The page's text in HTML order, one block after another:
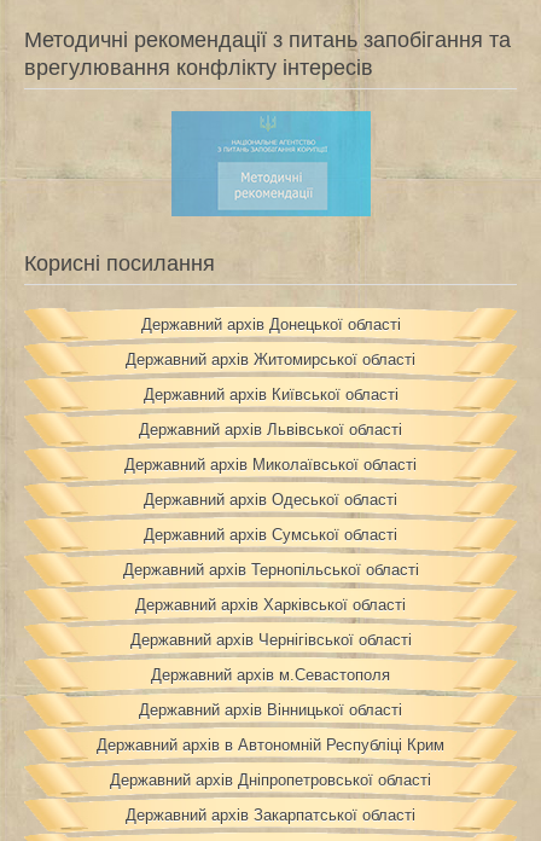
Методичні рекомендації з питань запобігання та
врегулювання конфлікту інтересів
Корисні посилання
Державний архів Донецької області
Державний архів Житомирської області
Державний архів Київської області
Державний архів Львівської області
Державний архів Миколаївської області
Державний архів Одеської області
Державний архів Сумської області
Державний архів Тернопільської області
Державний архів Харківської області
Державний архів Чернігівської області
Державний архів м.Севастополя
Державний архів Вінницької області
Державний архів в Автономній Республіці Крим
Державний архів Дніпропетровської області
Державний архів Закарпатської області